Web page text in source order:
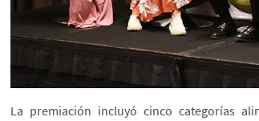
La premiación incluyó cinco categorías